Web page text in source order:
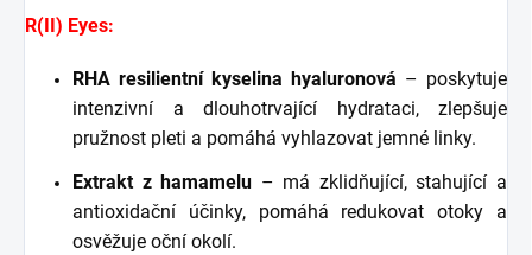
R(II) Eyes:
RHA resilientní kyselina hyaluronová – poskytuje
intenzivní a dlouhotrvající hydrataci, zlepšuje
pružnost pleti a pomáhá vyhlazovat jemné linky.
Extrakt z hamamelu – má zklidňující, stahující a
antioxidační účinky, pomáhá redukovat otoky a
osvěžuje oční okolí.